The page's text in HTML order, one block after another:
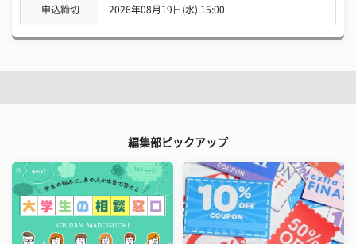
申込締切 2026年08月19日(水) 15:00
編集部ピックアップ